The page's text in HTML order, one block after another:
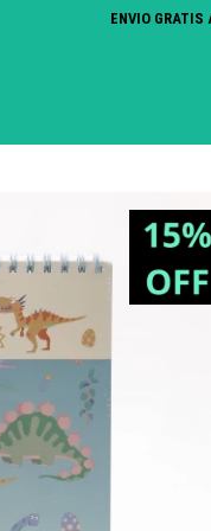
ENVIO GRATIS